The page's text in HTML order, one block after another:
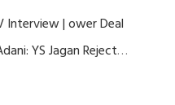
Interview | ower Deal
YS Jagan Rejects